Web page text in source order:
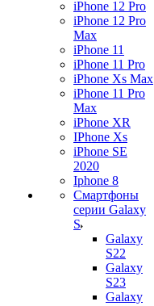
iPhone 12 Pro
iPhone 12 Pro
Max
iPhone 11
iPhone 11 Pro
iPhone Xs Max
iPhone 11 Pro
Max
iPhone XR
IPhone Xs
iPhone SE
2020
Iphone 8
Смартфоны
серии Galaxy
S
Galaxy
S22
Galaxy
S23
Galaxy